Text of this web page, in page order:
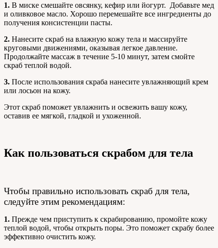
1. В миске смешайте овсянку, кефир или йогурт. Добавьте мед
и оливковое масло. Хорошо перемешайте все ингредиенты до
получения консистенции пасты.
2. Нанесите скраб на влажную кожу тела и массируйте
круговыми движениями, оказывая легкое давление.
Продолжайте массаж в течение 5-10 минут, затем смойте
скраб теплой водой.
3. После использования скраба нанесите увлажняющий крем
или лосьон на кожу.
Этот скраб поможет увлажнить и освежить вашу кожу,
оставив ее мягкой, гладкой и ухоженной.
Как пользоваться скрабом для тела
Чтобы правильно использовать скраб для тела,
следуйте этим рекомендациям:
1. Прежде чем приступить к скрабированию, промойте кожу
теплой водой, чтобы открыть поры. Это поможет скрабу более
эффективно очистить кожу.